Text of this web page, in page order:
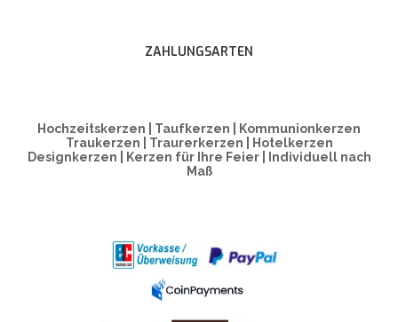
ZAHLUNGSARTEN
Hochzeitskerzen | Taufkerzen | Kommunionkerzen
Traukerzen | Traurerkerzen | Hotelkerzen
Designkerzen | Kerzen für Ihre Feier | Individuell nach
Maß